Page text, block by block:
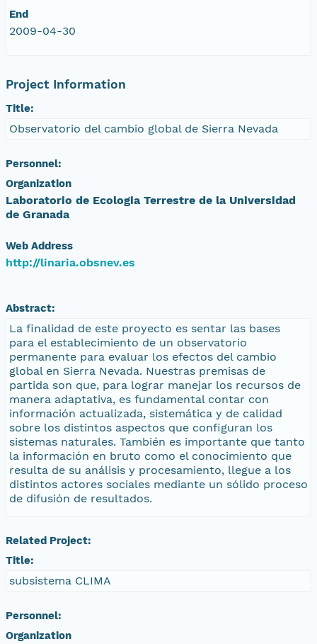
End
2009-04-30
Project Information
Title:
Observatorio del cambio global de Sierra Nevada
Personnel:
Organization
Laboratorio de Ecologia Terrestre de la Universidad
de Granada
Web Address
http://linaria.obsnev.es
Abstract:
La finalidad de este proyecto es sentar las bases
para el establecimiento de un observatorio
permanente para evaluar los efectos del cambio
global en Sierra Nevada. Nuestras premisas de
partida son que, para lograr manejar los recursos de
manera adaptativa, es fundamental contar con
información actualizada, sistemática y de calidad
sobre los distintos aspectos que configuran los
sistemas naturales. También es importante que tanto
la información en bruto como el conocimiento que
resulta de su análisis y procesamiento, llegue a los
distintos actores sociales mediante un sólido proceso
de difusión de resultados.
Related Project:
Title:
subsistema CLIMA
Personnel:
Organization